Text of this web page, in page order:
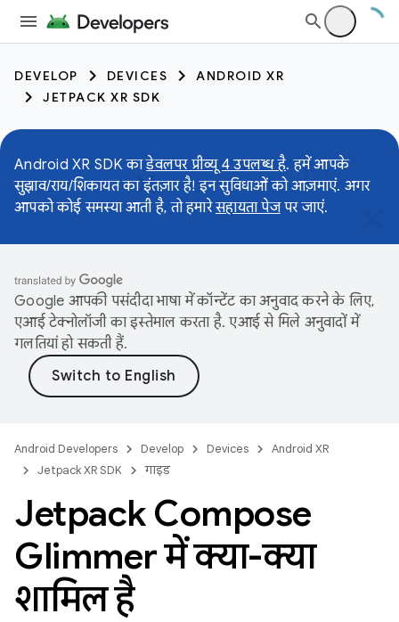
DEVELOP DEVICES
ANDROID XR
JETPACK XR SDK
Android XR SDK काडेवलपर प्रीव्यू 4 उपलब्ध है. हमें आपके
सुझाव/राय/शिकायत का इंतज़ार है! इन सुविधाओं को आज़माएं. अगर
आपको कोई समस्या आती है, तो हमारेसहायता पेजपर जाएं.
Google आपकी पसंदीदा भाषा में कॉन्टेंट का अनुवाद करने के लिए,
एआई टेक्नोलॉजी का इस्तेमाल करता है. एआई से मिले अनुवादों में
गलतियां हो सकती हैं.
Android Developers Develop Devices
Android XR
Jetpack XR SDK
गाइड
Jetpack Compose
Glimmer में क्या-क्या
शामिल है